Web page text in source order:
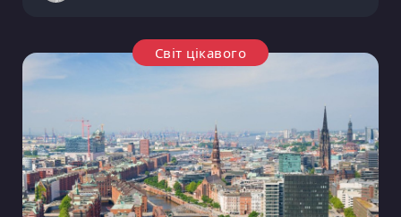
Світ цікавого